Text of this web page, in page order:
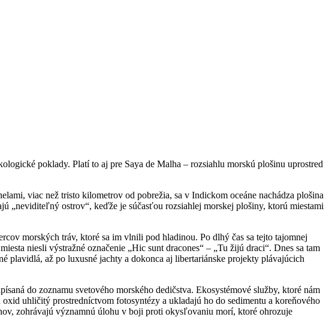
poklady. Platí to aj pre Saya de Malha – rozsiahlu morskú plošinu uprostred
viac než tristo kilometrov od pobrežia, sa v Indickom oceáne nachádza plošina
„neviditeľný ostrov“, keďže je súčasťou rozsiahlej morskej plošiny, ktorú miestami
morských tráv, ktoré sa im vlnili pod hladinou. Po dlhý čas sa tejto tajomnej
niesli výstražné označenie „Hic sunt dracones“ – „Tu žijú draci“. Dnes sa tam
plavidlá, až po luxusné jachty a dokonca aj libertariánske projekty plávajúcich
do zoznamu svetového morského dedičstva. Ekosystémové služby, ktoré nám
uhličitý prostredníctvom fotosyntézy a ukladajú ho do sedimentu a koreňového
zohrávajú významnú úlohu v boji proti okysľovaniu morí, ktoré ohrozuje